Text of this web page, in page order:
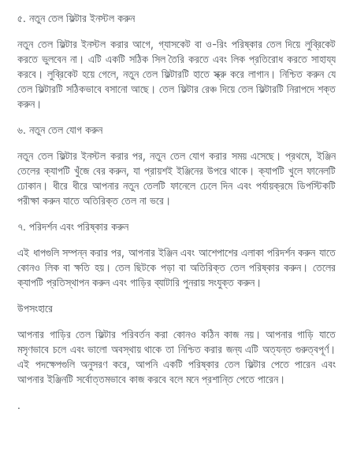
৫. নতুন তেল ফিল্টার ইনস্টল করুন
নতুন তেল ফিল্টার ইনস্টল করার আগে, গ্যাসকেট বা ও-রিং পরিষ্কার তেল দিয়ে লুব্রিকেট
করতে ভুলবেন না। এটি একটি সঠিক সিল তৈরি করতে এবং লিক প্রতিরোধ করতে সাহায্য
করবে। লুব্রিকেট হয়ে গেলে, নতুন তেল ফিল্টারটি হাতে স্ক্রু করে লাগান। নিশ্চিত করুন যে
তেল ফিল্টারটি সঠিকভাবে বসানো আছে। তেল ফিল্টার রেঞ্চ দিয়ে তেল ফিল্টারটি নিরাপদে শক্ত
করুন।
৬. নতুন তেল যোগ করুন
নতুন তেল ফিল্টার ইনস্টল করার পর, নতুন তেল যোগ করার সময় এসেছে। প্রথমে, ইঞ্জিন
তেলের ক্যাপটি খুঁজে বের করুন, যা প্রায়শই ইঞ্জিনের উপরে থাকে। ক্যাপটি খুলে ফানেলটি
ঢোকান। ধীরে ধীরে আপনার নতুন তেলটি ফানেলে ঢেলে দিন এবং পর্যায়ক্রমে ডিপস্টিকটি
পরীক্ষা করুন যাতে অতিরিক্ত তেল না ভরে।
৭. পরিদর্শন এবং পরিষ্কার করুন
এই ধাপগুলি সম্পন্ন করার পর, আপনার ইঞ্জিন এবং আশেপাশের এলাকা পরিদর্শন করুন যাতে
কোনও লিক বা ক্ষতি হয়। তেল ছিটকে পড়া বা অতিরিক্ত তেল পরিষ্কার করুন। তেলের
ক্যাপটি প্রতিস্থাপন করুন এবং গাড়ির ব্যাটারি পুনরায় সংযুক্ত করুন।
উপসংহারে
আপনার গাড়ির তেল ফিল্টার পরিবর্তন করা কোনও কঠিন কাজ নয়। আপনার গাড়ি যাতে
মসৃণভাবে চলে এবং ভালো অবস্থায় থাকে তা নিশ্চিত করার জন্য এটি অত্যন্ত গুরুত্বপূর্ণ।
এই পদক্ষেপগুলি অনুসরণ করে, আপনি একটি পরিষ্কার তেল ফিল্টার পেতে পারেন এবং
আপনার ইঞ্জিনটি সর্বোত্তমভাবে কাজ করবে বলে মনে প্রশান্তি পেতে পারেন।
.